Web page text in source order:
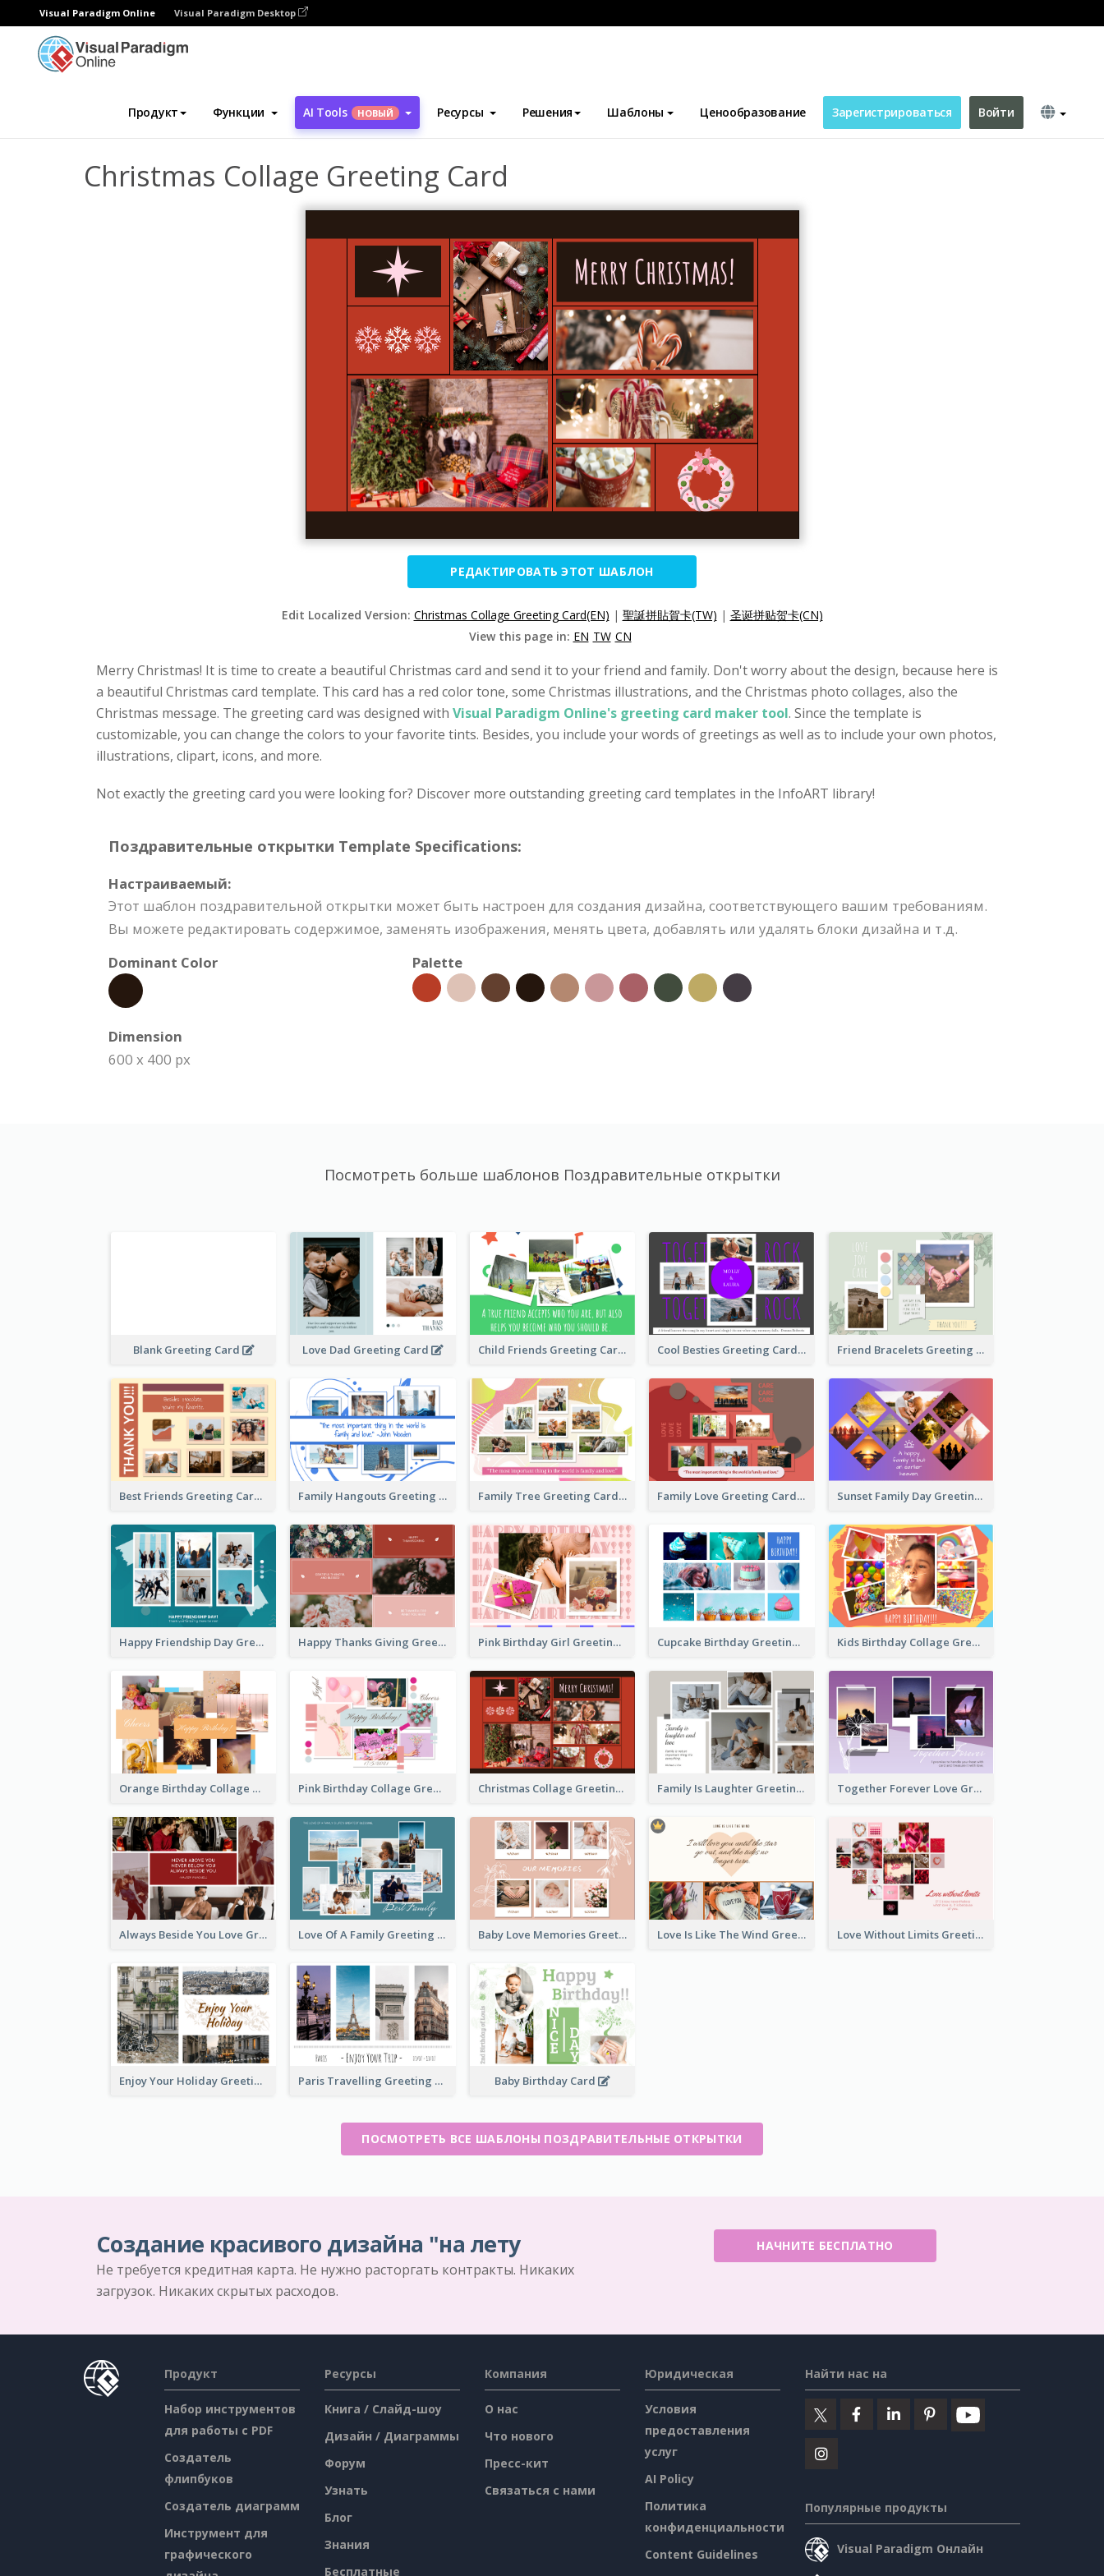
Visual Paradigm Online Visual Paradigm Desktop
Продукт Функции AI Tools НОВЫЙ Ресурсы Решения Шаблоны Ценообразование Зарегистрироваться Войти
Инструмент графического дизайна Шаблоны Поздравительные открытки
Christmas Collage Greeting Card
РЕДАКТИРОВАТЬ ЭТОТ ШАБЛОН
Edit Localized Version: Christmas Collage Greeting Card(EN) | 聖誕拼貼賀卡(TW) | 圣诞拼贴贺卡(CN)
View this page in: EN TW CN
Merry Christmas! It is time to create a beautiful Christmas card and send it to your friend and family. Don't worry about the design, because here is
a beautiful Christmas card template. This card has a red color tone, some Christmas illustrations, and the Christmas photo collages, also the
Christmas message. The greeting card was designed with Visual Paradigm Online's greeting card maker tool. Since the template is
customizable, you can change the colors to your favorite tints. Besides, you include your words of greetings as well as to include your own photos,
illustrations, clipart, icons, and more.
Not exactly the greeting card you were looking for? Discover more outstanding greeting card templates in the InfoART library!
Поздравительные открытки Template Specifications:
Настраиваемый:
Этот шаблон поздравительной открытки может быть настроен для создания дизайна, соответствующего вашим требованиям.
Вы можете редактировать содержимое, заменять изображения, менять цвета, добавлять или удалять блоки дизайна и т.д.
Dominant Color
Palette
Dimension
600 x 400 px
Посмотреть больше шаблонов Поздравительные открытки
Blank Greeting Card Love Dad Greeting Card Child Friends Greeting Card Cool Besties Greeting Card Friend Bracelets Greeting Card
Best Friends Greeting Card Family Hangouts Greeting Card Family Tree Greeting Card Family Love Greeting Card Sunset Family Day Greeting Card
Happy Friendship Day Greeting Card Happy Thanks Giving Greeting Card Pink Birthday Girl Greeting Card Cupcake Birthday Greeting Card Kids Birthday Collage Greeting Card
Orange Birthday Collage Greeting Card Pink Birthday Collage Greeting Card Christmas Collage Greeting Card Family Is Laughter Greeting Card Together Forever Love Greeting Card
Always Beside You Love Greeting Card Love Of A Family Greeting Card Baby Love Memories Greeting Card Love Is Like The Wind Greeting Card Love Without Limits Greeting Card
Enjoy Your Holiday Greeting Card Paris Travelling Greeting Card Baby Birthday Card
ПОСМОТРЕТЬ ВСЕ ШАБЛОНЫ ПОЗДРАВИТЕЛЬНЫЕ ОТКРЫТКИ
Создание красивого дизайна "на лету
Не требуется кредитная карта. Не нужно расторгать контракты. Никаких
загрузок. Никаких скрытых расходов.
НАЧНИТЕ БЕСПЛАТНО
Продукт
Набор инструментов
для работы с PDF
Создатель
флипбуков
Создатель диаграмм
Инструмент для
графического
Ресурсы
Книга / Слайд-шоу
Дизайн / Диаграммы
Форум
Узнать
Блог
Знания
Бесплатные
Компания
О нас
Что нового
Пресс-кит
Связаться с нами
Юридическая
Условия
предоставления
услуг
AI Policy
Политика
конфиденциальности
Content Guidelines
Найти нас на
Популярные продукты
Visual Paradigm Онлайн